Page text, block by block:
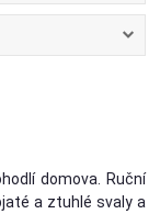
domova. Ruční
a ztuhlé svaly a